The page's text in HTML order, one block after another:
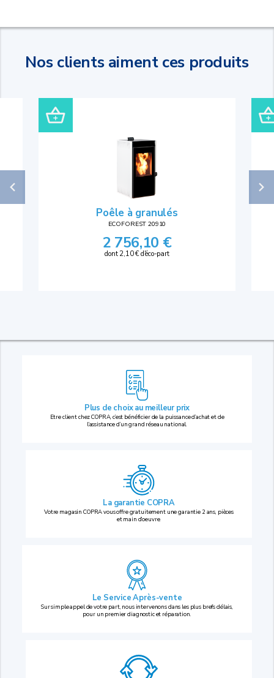
Nos clients aiment ces produits
Poêle à granulés
ECOFOREST 20910
2 756,10 €
dont 2,10 € d'éco-part
Plus de choix au meilleur prix
Etre client chez COPRA, c’est bénéficier de la puissance d’achat et de
l’assistance d’un grand réseau national.
La garantie COPRA
Votre magasin COPRA vous offre gratuitement une garantie 2 ans, pièces
et main d’oeuvre.
Le Service Après-vente
Sur simple appel de votre part, nous intervenons dans les plus brefs délais,
pour un premier diagnostic et réparation.